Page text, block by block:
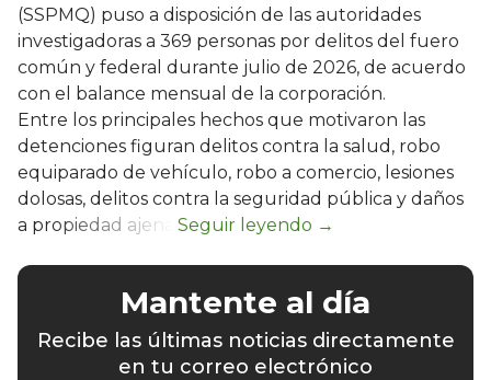
(SSPMQ) puso a disposición de las autoridades
investigadoras a 369 personas por delitos del fuero
común y federal durante julio de 2026, de acuerdo
con el balance mensual de la corporación.
Entre los principales hechos que motivaron las
detenciones figuran delitos contra la salud, robo
equiparado de vehículo, robo a comercio, lesiones
dolosas, delitos contra la seguridad pública y daños
a propiedad ajena.
Mantente al día
Recibe las últimas noticias directamente
en tu correo electrónico